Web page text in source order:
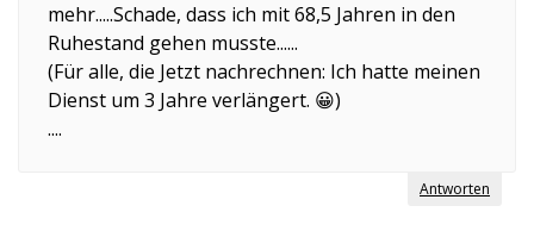
mehr.....Schade, dass ich mit 68,5 Jahren in den
Ruhestand gehen musste......
(Für alle, die Jetzt nachrechnen: Ich hatte meinen
Dienst um 3 Jahre verlängert. 😀)
....
Antworten